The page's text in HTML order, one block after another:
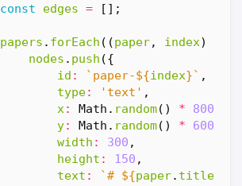
const
edges = [];
papers . forEach ((paper, index)
nodes . push ({
id : `paper-${index}` ,
type: 'text' ,
x: Math . random() * 800
y: Math . random() * 600
width : 300 ,
height : 150 ,
text : `# ${paper. title